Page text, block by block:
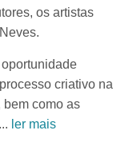
os artistas
criativo na
bem como as
ler mais